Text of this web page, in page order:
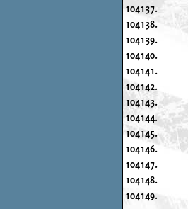
104137.
104138.
104139.
104140.
104141.
104142.
104143.
104144.
104145.
104146.
104147.
104148.
104149.